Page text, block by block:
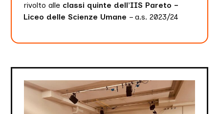
rivolto alle classi quinte dell’IIS Pareto –
Liceo delle Scienze Umane – a.s. 2023/24